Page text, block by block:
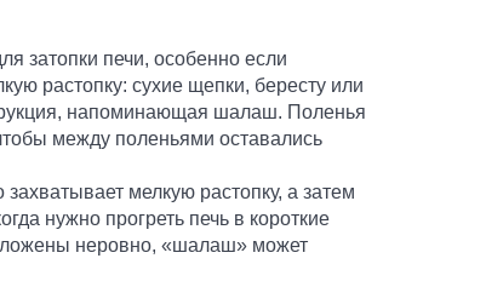
затопки печи, особенно если
растопку: сухие щепки, бересту или
напоминающая шалаш. Поленья
между поленьями оставались
мелкую растопку, а затем
нужно прогреть печь в короткие
неровно, «шалаш» может